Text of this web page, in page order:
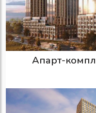
Апарт-